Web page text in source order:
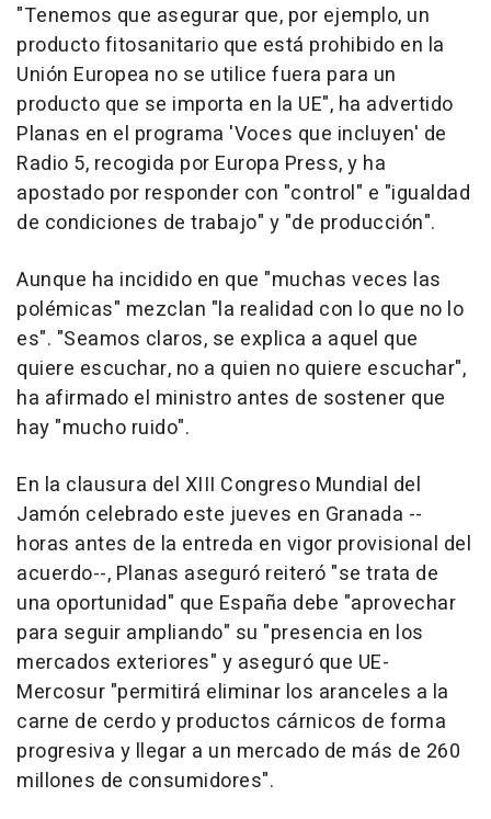
"Tenemos que asegurar que, por ejemplo, un
producto fitosanitario que está prohibido en la
Unión Europea no se utilice fuera para un
producto que se importa en la UE", ha advertido
Planas en el programa 'Voces que incluyen' de
Radio 5, recogida por Europa Press, y ha
apostado por responder con "control" e "igualdad
de condiciones de trabajo" y "de producción".
Aunque ha incidido en que "muchas veces las
polémicas" mezclan "la realidad con lo que no lo
es". "Seamos claros, se explica a aquel que
quiere escuchar, no a quien no quiere escuchar",
ha afirmado el ministro antes de sostener que
hay "mucho ruido".
En la clausura del XIII Congreso Mundial del
Jamón celebrado este jueves en Granada --
horas antes de la entreda en vigor provisional del
acuerdo--, Planas aseguró reiteró "se trata de
una oportunidad" que España debe "aprovechar
para seguir ampliando" su "presencia en los
mercados exteriores" y aseguró que UE-
Mercosur "permitirá eliminar los aranceles a la
carne de cerdo y productos cárnicos de forma
progresiva y llegar a un mercado de más de 260
millones de consumidores".